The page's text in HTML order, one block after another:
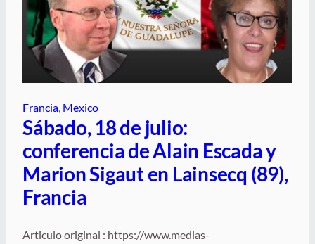
Francia, Mexico
Sábado, 18 de julio:
conferencia de Alain Escada y
Marion Sigaut en Lainsecq (89),
Francia
Articulo original : https://www.medias-